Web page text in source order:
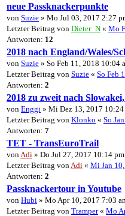
neue Passknackerpunkte
von Suzie » Mo Jul 03, 2017 2:27
Letzter Beitrag von Dieter_N « Mo
Antworten: 12
2018 nach England/Wales/
von Suzie » So Feb 11, 2018 10:04
Letzter Beitrag von Suzie « So Feb
Antworten: 2
2018 zu zweit nach
von Enggi » Mi Dez 13, 2017 10:24
Letzter Beitrag von Klonko « So
Antworten: 7
TET - TransEuroTrail
von Adi » Do Jul 27, 2017 10:14 pm
Letzter Beitrag von Adi « Mi Jan
Antworten: 2
Passknackertour in Youtube
von Hubi » Mo Apr 10, 2017 7:03
Letzter Beitrag von Tramper« Mo